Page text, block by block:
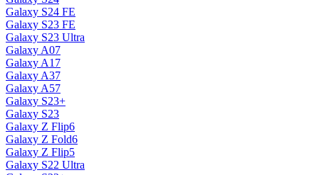
Galaxy S24 FE
Galaxy S23 FE
Galaxy S23 Ultra
Galaxy A07
Galaxy A17
Galaxy A37
Galaxy A57
Galaxy S23+
Galaxy S23
Galaxy Z Flip6
Galaxy Z Fold6
Galaxy Z Flip5
Galaxy S22 Ultra